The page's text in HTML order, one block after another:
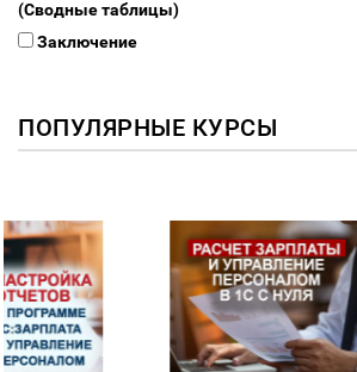
(Сводные таблицы)
Заключение
ПОПУЛЯРНЫЕ КУРСЫ
ХИТ!